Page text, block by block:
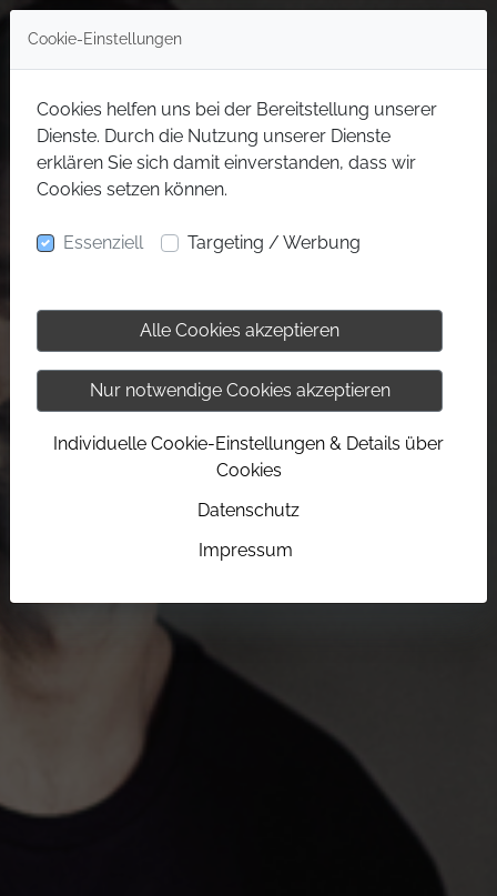
Cookie-Einstellungen
Cookies helfen uns bei der Bereitstellung unserer
Dienste. Durch die Nutzung unserer Dienste
erklären Sie sich damit einverstanden, dass wir
Cookies setzen können.
Essenziell Targeting / Werbung
Alle Cookies akzeptieren
Nur notwendige Cookies akzeptieren
Individuelle Cookie-Einstellungen & Details über
Cookies
Datenschutz
Impressum